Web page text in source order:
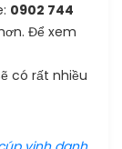
0902 744
Để xem
có rất nhiều